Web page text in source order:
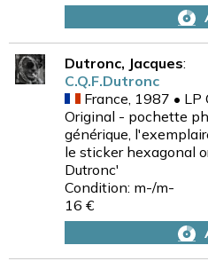
Dutronc, Jacques:
C.Q.F.Dutronc
France, 1987 •
Original - pochette
générique,
le sticker hexagonal
Dutronc'
Condition: m-/m-
16 €